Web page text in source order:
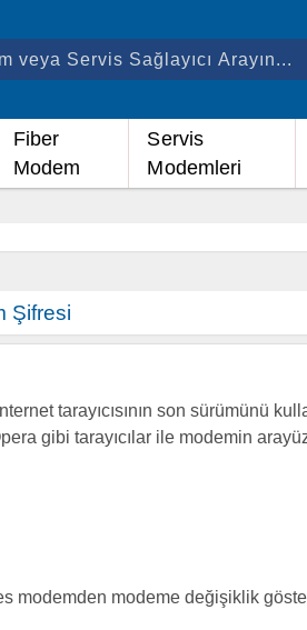
Fiber
Modem
Servis
Modemleri
Şifresi
tarayıcısının son sürümünü
gibi tarayıcılar ile modemin
modemden modeme değişiklik